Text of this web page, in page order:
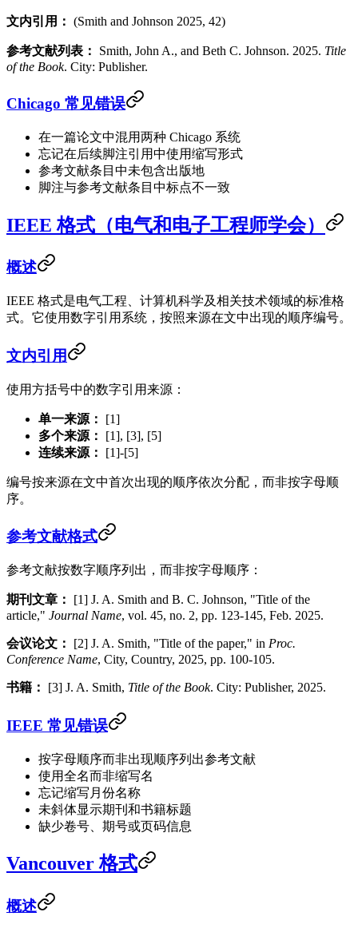
文内引用： (Smith and Johnson 2025, 42)
参考文献列表： Smith, John A., and Beth C. Johnson. 2025. Title
of the Book. City: Publisher.
Chicago 常见错误
在一篇论文中混用两种 Chicago 系统
忘记在后续脚注引用中使用缩写形式
参考文献条目中未包含出版地
脚注与参考文献条目中标点不一致
IEEE 格式（电气和电子工程师学会）
概述
IEEE 格式是电气工程、计算机科学及相关技术领域的标准格
式。它使用数字引用系统，按照来源在文中出现的顺序编号。
文内引用
使用方括号中的数字引用来源：
单一来源：
[1]
多个来源：
[1], [3], [5]
连续来源：
[1]-[5]
编号按来源在文中首次出现的顺序依次分配，而非按字母顺
序。
参考文献格式
参考文献按数字顺序列出，而非按字母顺序：
期刊文章：
[1] J. A. Smith and B. C. Johnson, "Title of the
article," Journal Name, vol. 45, no. 2, pp. 123-145, Feb. 2025.
会议论文： [2] J. A. Smith, "Title of the paper," in Proc.
Conference Name, City, Country, 2025, pp. 100-105.
书籍： [3] J. A. Smith, Title of the Book. City: Publisher, 2025.
IEEE 常见错误
按字母顺序而非出现顺序列出参考文献
使用全名而非缩写名
忘记缩写月份名称
未斜体显示期刊和书籍标题
缺少卷号、期号或页码信息
Vancouver 格式
概述